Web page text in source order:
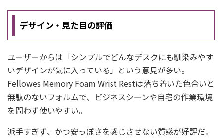
デザイン・見た目の評価
ユーザーからは「シンプルでどんなデスクにも馴染みやす
いデザインが気に入っている」という意見が多い。
Fellowes Memory Foam Wrist Restは落ち着いた色合いと
無駄のないフォルムで、ビジネスシーンや自宅の作業環境
を問わず使いやすい。
派手すぎず、かつ安っぽさを感じさせない質感が好評だ。